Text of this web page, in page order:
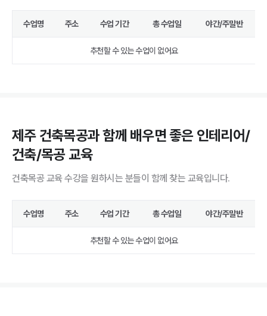
수업명 주소 수업 기간 총 수업일 야간/주말반
추천할 수 있는 수업이 없어요
제주 건축목공과 함께 배우면 좋은 인테리어/
건축/목공 교육
건축목공 교육 수강을 원하시는 분들이 함께 찾는 교육입니다.
수업명 주소 수업 기간 총 수업일 야간/주말반
추천할 수 있는 수업이 없어요